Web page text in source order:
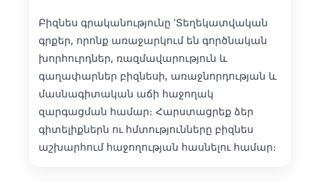
Բիզնես գրականությունը 'Տեղեկատվական
գրքեր, որոնք առաջարկում են գործնական
խորհուրդներ, ռազմավարություն և
գաղափարներ բիզնեսի, առաջնորդության և
մասնագիտական աճի հաջողակ
զարգացման համար։ Հարստացրեք ձեր
գիտելիքներն ու հմտությունները բիզնես
աշխարհում հաջողության հասնելու համար։